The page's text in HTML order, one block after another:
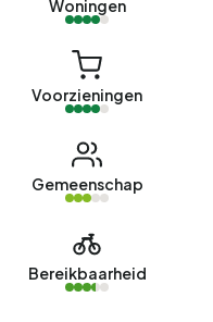
Woningen
Voorzieningen
Gemeenschap
Bereikbaarheid